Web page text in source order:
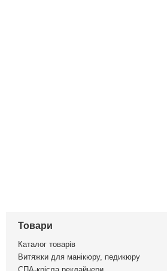
Товари
Каталог товарів
Витяжки для манікюру, педикюру